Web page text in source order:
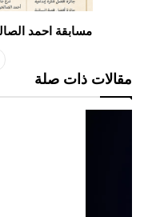
مسابقة احمد
مقالات ذات صلة